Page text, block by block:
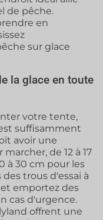
de pêche.
en
sur glace
la glace en toute
votre tente,
suffisamment
avoir une
de 12 à 17
à 30 cm pour les
trous d'essai à
emportez des
cas d'urgence.
offrent une